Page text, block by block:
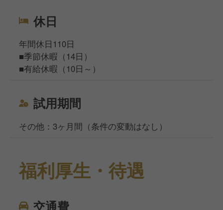
休日
年間休日110日
■季節休暇（14日）
■有給休暇（10日～）
試用期間
その他：3ヶ月間（条件の変動はなし）
福利厚生・待遇
交通費